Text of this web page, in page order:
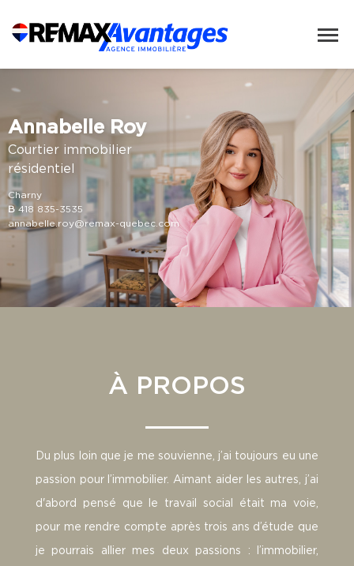
Annabelle Roy
Courtier immobilier
résidentiel
Charny
B 418 835-3535
annabelle.roy@remax-quebec.com
À PROPOS
Du plus loin que je me souvienne, j’ai toujours eu une
passion pour l’immobilier. Aimant aider les autres, j’ai
d'abord pensé que le travail social était ma voie,
pour me rendre compte après trois ans d’étude que
je pourrais allier mes deux passions : l’immobilier,